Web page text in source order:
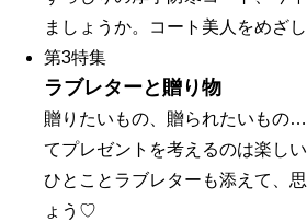
ましょうか。コート美人をめざし
第3特集
ラブレターと贈り物
贈りたいもの、贈られたいもの
てプレゼントを考えるのは楽し
ひとことラブレターも添えて、
ょう♡